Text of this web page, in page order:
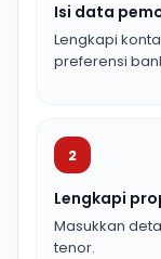
Isi data
Lengkapi
preferensi
2
Lengkapi
Masukkan
tenor.